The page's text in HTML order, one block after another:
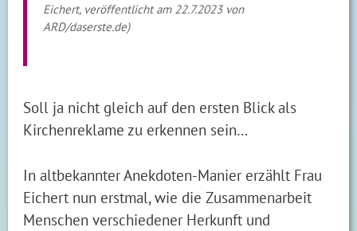
Eichert, veröffentlicht am 22.7.2023 von
ARD/daserste.de)
Soll ja nicht gleich auf den ersten Blick als
Kirchenreklame zu erkennen sein…
In altbekannter Anekdoten-Manier erzählt Frau
Eichert nun erstmal, wie die Zusammenarbeit
Menschen verschiedener Herkunft und